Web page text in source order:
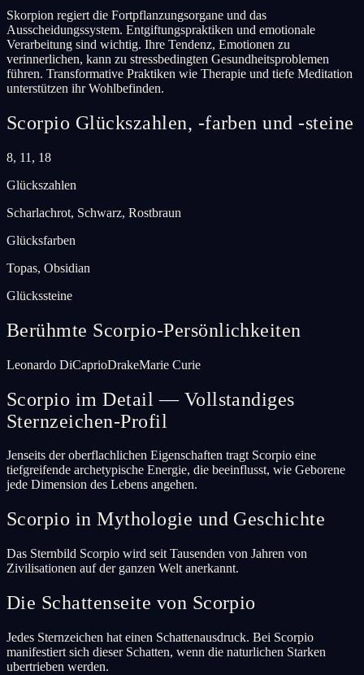
Skorpion regiert die Fortpflanzungsorgane und das
Ausscheidungssystem. Entgiftungspraktiken und emotionale
Verarbeitung sind wichtig. Ihre Tendenz, Emotionen zu
verinnerlichen, kann zu stressbedingten Gesundheitsproblemen
führen. Transformative Praktiken wie Therapie und tiefe Meditation
unterstützen ihr Wohlbefinden.
Scorpio Glückszahlen, -farben und -steine
8, 11, 18
Glückszahlen
Scharlachrot, Schwarz, Rostbraun
Glücksfarben
Topas, Obsidian
Glückssteine
Berühmte Scorpio-Persönlichkeiten
Leonardo DiCaprioDrakeMarie Curie
Scorpio im Detail — Vollstandiges
Sternzeichen-Profil
Jenseits der oberflachlichen Eigenschaften tragt Scorpio eine
tiefgreifende archetypische Energie, die beeinflusst, wie Geborene
jede Dimension des Lebens angehen.
Scorpio in Mythologie und Geschichte
Das Sternbild Scorpio wird seit Tausenden von Jahren von
Zivilisationen auf der ganzen Welt anerkannt.
Die Schattenseite von Scorpio
Jedes Sternzeichen hat einen Schattenausdruck. Bei Scorpio
manifestiert sich dieser Schatten, wenn die naturlichen Starken
ubertrieben werden.